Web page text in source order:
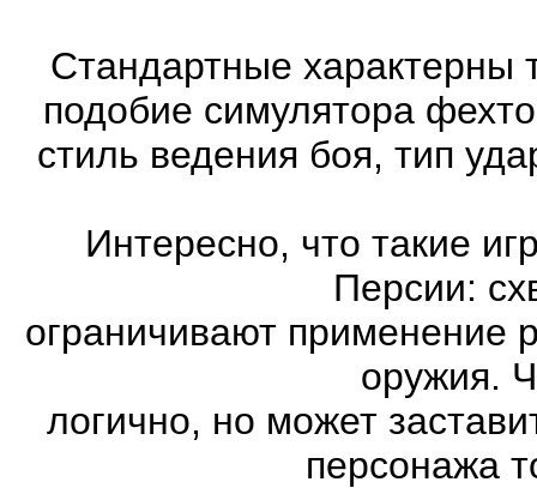
Стандартные характерны
подобие симулятора
стиль ведения боя, тип
Интересно, что такие
Персии:
ограничивают
оружия.
логично, но может
персонажа